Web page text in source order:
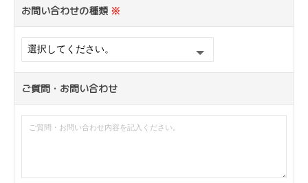
お問い合わせの種類 ※
ご質問・お問い合わせ